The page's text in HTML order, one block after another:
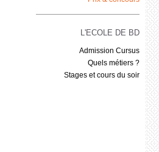
L'ECOLE DE BD
Admission Cursus
Quels métiers ?
Stages et cours du soir